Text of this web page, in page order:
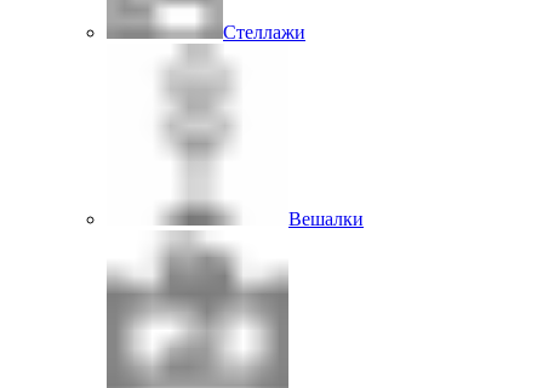
Стеллажи
Вешалки